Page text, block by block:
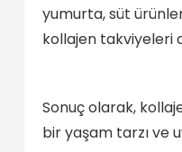
yumurta, süt
kollajen takviyeleri
Sonuç olarak,
bir yaşam tarzı ve